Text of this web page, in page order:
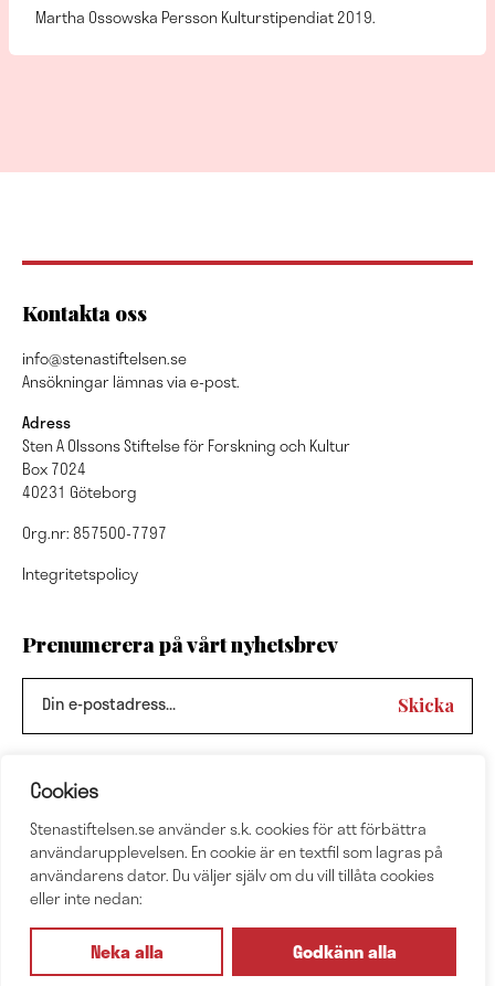
Cookies
Stenastiftelsen.se använder s.k. cookies för att förbättra
användarupplevelsen. En cookie är en textfil som lagras på
användarens dator. Du väljer själv om du vill tillåta cookies
eller inte nedan:
Neka alla Godkänn alla
Martha Ossowska Persson Kulturstipendiat 2019.
Kontakta oss
info@stenastiftelsen.se
Ansökningar lämnas via e-post.
Adress
Sten A Olssons Stiftelse för Forskning och Kultur
Box 7024
40231 Göteborg
Org.nr: 857500-7797
Integritetspolicy
Prenumerera på vårt nyhetsbrev
Nyhetsbrevsarkiv
Följ oss